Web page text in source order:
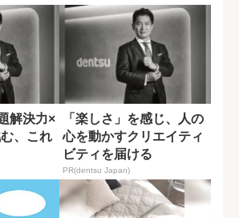
解決力×
、これ
「楽しさ」を感じ、人の
心を動かすクリエイティ
ビティを届ける
PR(dentsu Japan)